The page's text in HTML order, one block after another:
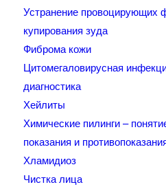
Устранение провоцирующих
купирования зуда
Фиброма кожи
Цитомегаловирусная
диагностика
Хейлиты
Химические пилинги –
показания и
Хламидиоз
Чистка лица